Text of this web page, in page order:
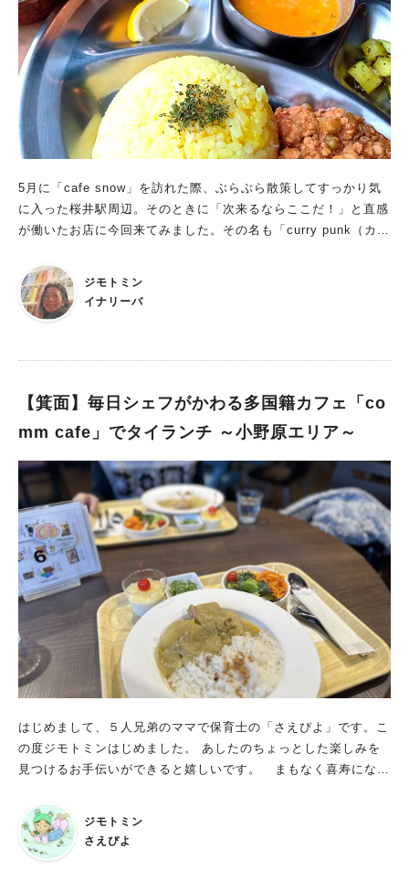
は？ 「どれもかな…シェフが作るものは全部美味しいから」
「僕は料理ができないので（シェフ達の）邪魔をしないように、
買い出しや皿洗い、接客をしているだけなんです。厨房に入ると
怒られるんですよ」 謙虚さのなかにも一緒に店を作ってくれて
いるシェフへのリスペクトを感じます。 ポツリと「その〜パク
チーは少し苦手なんで…」 エーーー？？バタッ（こけました）
大オチさすが関西人です。 セパタ1番人気はソムタム(青パパイ
タム」とのこと。 今回は注文しなかったので、また絶対食べよ
うと心に誓いつつ、次回の女子会の予約しておきました(笑) ※
満席でお断りさせていただくこともあるそうです。悪しからず…
がありましたが、今はお店が少なくなっていく一方。 そんなと
き、ふと思ったんですね。『ここでカレー屋をオープンして、北
摂をもっと盛り上げていきたい』。 そこからいろいろなタイミ
ングが重なり、念願のオープンとなりました」。 幾多もの奇跡
が重なり、ここ竹見台マーケットで出会うことができたスパイス
飯店の味。 一口食べるとココナッツの風味がふんわりと広が
り、口当たりはマイルド。 でもその後にピリリとスパイシーな
のこ、なす、チキンなどの具がゴロゴロ入っていて、食べ応えも
抜群！ お米は大阪能勢産のキヌヒカリ 100％の胚芽精米を使用
していて、 食べにくさや硬さは少なくカレーに合うのはもちろ
メン好きの夫は「スパイス飯店のタイカレー（つけ麺）」（1,15
0円）を注文。 これまた食べてみてびっくり！しなやかな麺がス
ープにちょうどよく絡んでお・い・し・い！ スープのベースは
べ出したらツルツルと止まらず、夫から奪う形で味わっていまし
たものを信楽焼で再現。 お店の壁にはスパイス飯店で使用して
いた看板、当時のオーナーが描いた絵などが飾られていたりと、
スパイス飯店へのリスペクトが随所に感じられて、馬場さんの想
いの深さをひしひしと感じるのであります。 大阪能勢産の卵を
使用したオリジナルプリンは、 昔ながらのちょっと固めの食感
とほろ苦いカラメルが、食後のデザートにぴったりでした！ カ
レーのテイクアウトも可能なので、自宅などでも気軽に味わえま
すよ。 ワンダフルマルシェも定期的に開催予定！今後が楽しみ
な竹見台マーケット 実は馬場さん、百貨店の催事なども企画・
運営されていて、 自身でバッグブランドを立ち上げたりと（多
才すぎる！）アパレルの経験なども生かし、 ヴィンテージ、ク
ラフト、アート、フードが集まる 旅する蚤の市「ワンダフルマ
ルシェ」を11月11日（土）に竹見台マーケットで初開催しまし
のお店もいくつか出店。 朝から行列ができるほどのにぎわいが
生まれていました。 「出店側が追いつかないほどたくさんの方
に来ていただき、予想以上の盛り上がりでした。 ワンダフルマ
しずつ増やしていけたらと思っています」と抱負を語る馬場さ
ん。 実は「B.B.CURRY」をオープンする前、 旅で出会ったア
イテムなどを販売するお店にしようと計画していたそうなんで
5月に「cafe snow」を訪れた際、ぶらぶら散策してすっかり気
に入った桜井駅周辺。そのときに「次来るならここだ！」と直感
が働いたお店に今回来てみました。その名も「curry punk（カリ
ビルの雰囲気と立て看板のセンスにやられました。
ジモトミン
イナリーバ
【箕面】毎日シェフがかわる多国籍カフェ「co
mm cafe」でタイランチ ～小野原エリア～
はじめまして、５人兄弟のママで保育士の「さえぴよ」です。こ
の度ジモトミンはじめました。 あしたのちょっとした楽しみを
見つけるお手伝いができると嬉しいです。 まもなく喜寿になる
すが(笑) ばーびぃとお散歩、今年初ランチに行ってきました。
コムカフェ comm cafe（コムカフェ）は、小野原西メイン通
りを少し北側に入ったところにあります。 メイン通りのカフェ
ジモトミン
さえぴよ